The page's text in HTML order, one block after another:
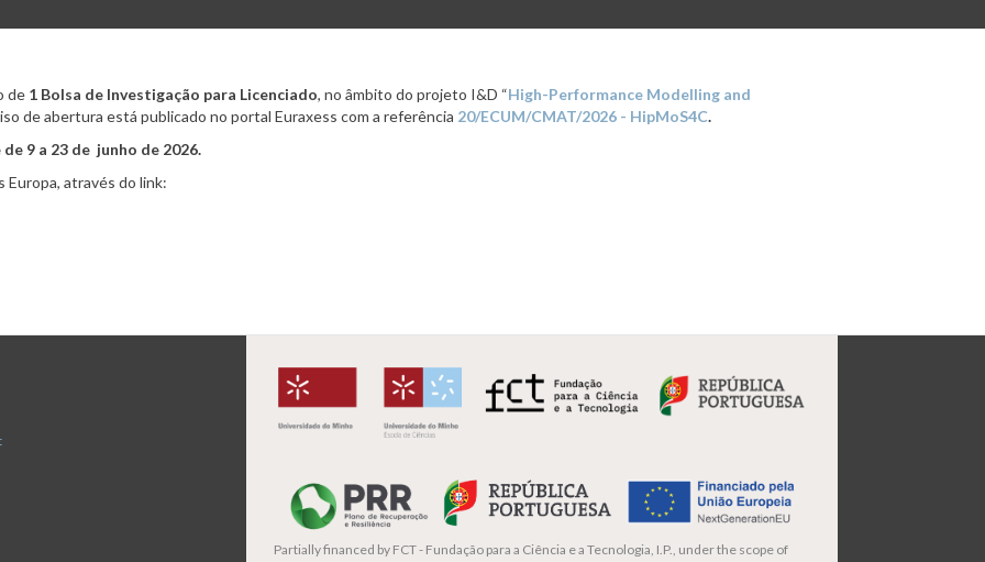
de 1 Bolsa de Investigação para Licenciado, no âmbito do projeto I&D “High-Performance Modelling and
de abertura está publicado no portal Euraxess com a referência 20/ECUM/CMAT/2026 - HipMoS4C.
9 a 23 de junho de 2026.
através do link:
Partially financed by FCT - Fundação para a Ciência e a Tecnologia, I.P., under the scope of